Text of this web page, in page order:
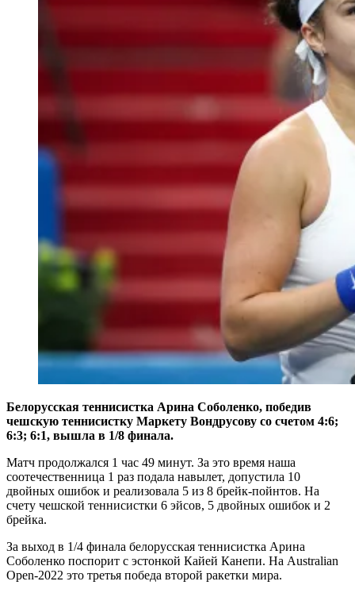
Белорусская теннисистка Арина Соболенко, победив
чешскую теннисистку Маркету Вондрусову со счетом 4:6;
6:3; 6:1, вышла в 1/8 финала.
Матч продолжался 1 час 49 минут. За это время наша
соотечественница 1 раз подала навылет, допустила 10
двойных ошибок и реализовала 5 из 8 брейк-пойнтов. На
счету чешской теннисистки 6 эйсов, 5 двойных ошибок и 2
брейка.
За выход в 1/4 финала белорусская теннисистка Арина
Соболенко поспорит с эстонкой Кайей Канепи. На Australian
Open-2022 это третья победа второй ракетки мира.